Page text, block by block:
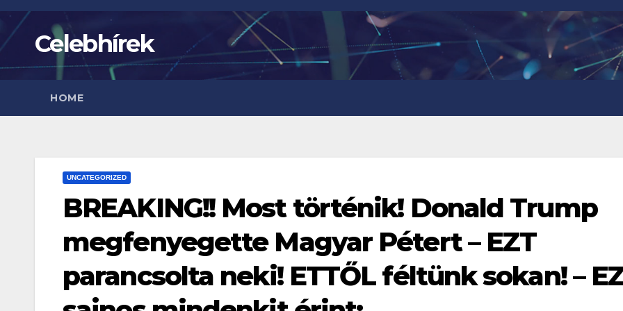
Skip
content Celebhírek
HOME
UNCATEGORIZED
BREAKING!! Most történik! Donald Trump
megfenyegette Magyar Pétert – EZT
parancsolta neki! ETTŐL féltünk sokan! –